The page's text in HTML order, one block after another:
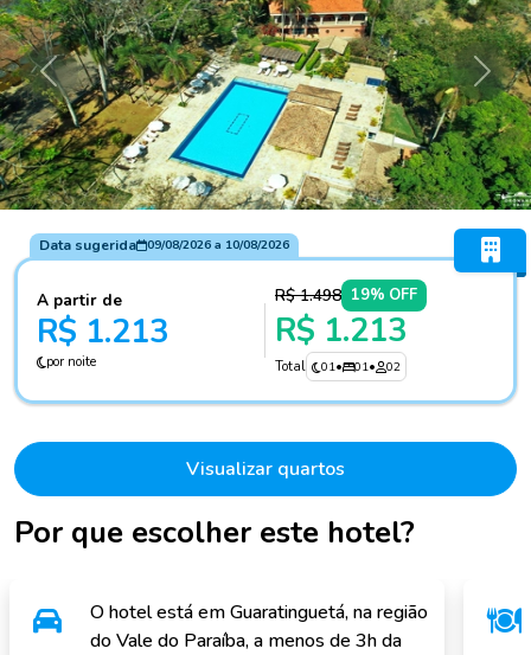
Anterior
Por que escolher este hotel?
O hotel está em Guaratinguetá, na região
do Vale do Paraíba, a menos de 3h da
Data sugerida 09/08/2026a 10/08/2026
A partir de
R$ 1.213
por noite
R$ 1.498 19% OFF
R$ 1.213
Total 01• 01• 02
Visualizar quartos